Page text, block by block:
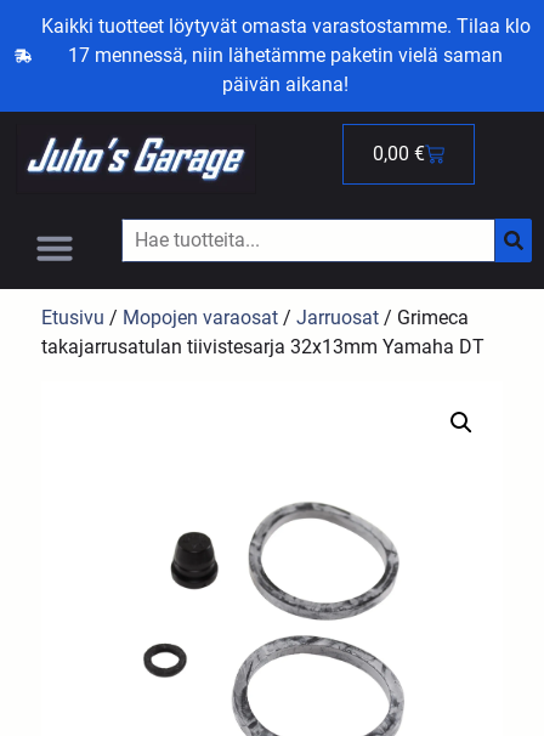
Kaikki tuotteet löytyvät omasta varastostamme. Tilaa klo
17 mennessä, niin lähetämme paketin vielä saman
päivän aikana!
0,00 €
Etusivu / Mopojen varaosat /Jarruosat / Grimeca
takajarrusatulan tiivistesarja 32x13mm Yamaha DT